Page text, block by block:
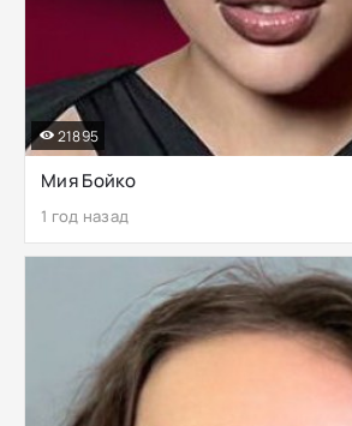
Мия Бойко
1 год назад
21895